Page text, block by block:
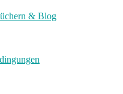
& Blog